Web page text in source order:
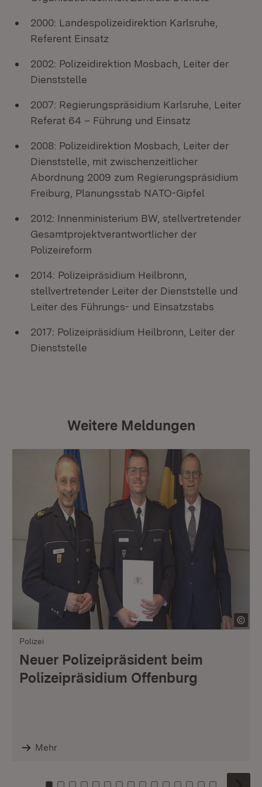
2000: Landespolizeidirektion Karlsruhe,
Referent Einsatz
2002: Polizeidirektion Mosbach, Leiter der
Dienststelle
2007: Regierungspräsidium Karlsruhe, Leiter
Referat 64 – Führung und Einsatz
2008: Polizeidirektion Mosbach, Leiter der
Dienststelle, mit zwischenzeitlicher
Abordnung 2009 zum Regierungspräsidium
Freiburg, Planungsstab NATO-Gipfel
2012: Innenministerium BW, stellvertretender
Gesamtprojektverantwortlicher der
Polizeireform
2014: Polizeipräsidium Heilbronn,
stellvertretender Leiter der Dienststelle und
Leiter des Führungs- und Einsatzstabs
2017: Polizeipräsidium Heilbronn, Leiter der
Dienststelle
Weitere Meldungen
Polizei
Neuer Polizeipräsident beim
Polizeipräsidium Offenburg
Mehr